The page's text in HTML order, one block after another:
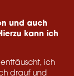
und auch
kann ich
ich
drauf und